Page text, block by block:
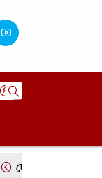
বাজারে ফের বাড়ল